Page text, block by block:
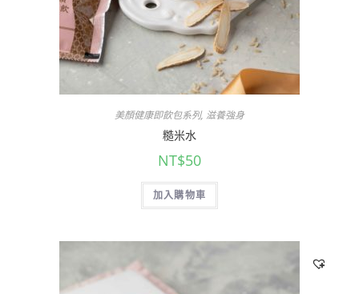
美顏健康即飲包系列, 滋養強身
糙米水
NT$50
加入購物車